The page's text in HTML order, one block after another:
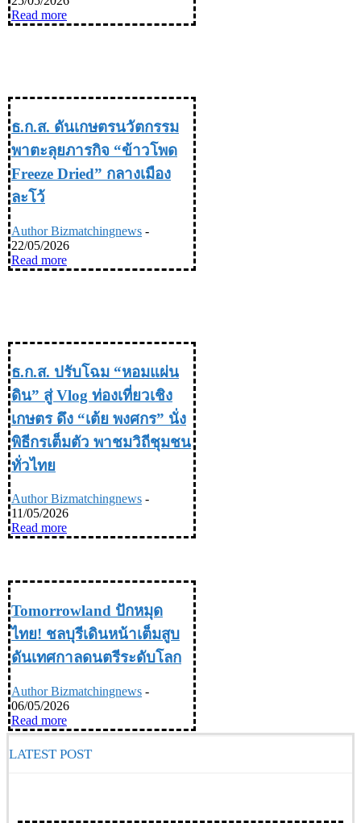
Read more
ธ.ก.ส. ดันเกษตรนวัตกรรม
พาตะลุยภารกิจ “ข้าวโพด
Freeze Dried” กลางเมือง
ละโว้
Author Bizmatchingnews -
22/05/2026
Read more
ธ.ก.ส. ปรับโฉม “หอมแผ่น
ดิน” สู่ Vlog ท่องเที่ยวเชิง
เกษตร ดึง “เต้ย พงศกร” นั่ง
พิธีกรเต็มตัว พาชมวิถีชุมชน
ทั่วไทย
Author Bizmatchingnews -
11/05/2026
Read more
Tomorrowland ปักหมุด
ไทย! ชลบุรีเดินหน้าเต็มสูบ
ดันเทศกาลดนตรีระดับโลก
Author Bizmatchingnews -
06/05/2026
Read more
LATEST POST